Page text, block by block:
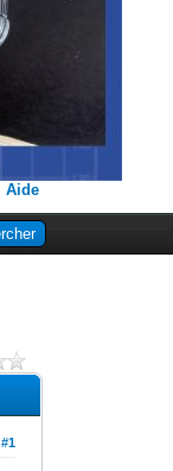
Aide
#1